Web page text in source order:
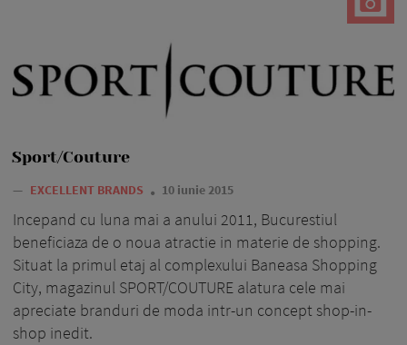
Sport/Couture
— EXCELLENT BRANDS 10 iunie 2015
Incepand cu luna mai a anului 2011, Bucurestiul
beneficiaza de o noua atractie in materie de shopping.
Situat la primul etaj al complexului Baneasa Shopping
City, magazinul SPORT/COUTURE alatura cele mai
apreciate branduri de moda intr-un concept shop-in-
shop inedit.